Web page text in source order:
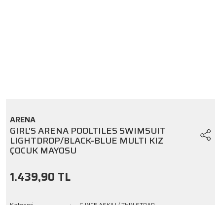
ARENA
GIRL'S ARENA POOLTILES SWIMSUIT
LIGHTDROP/BLACK-BLUE MULTI KIZ
ÇOCUK MAYOSU
1.439,90 TL